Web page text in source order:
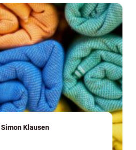
Simon Klausen